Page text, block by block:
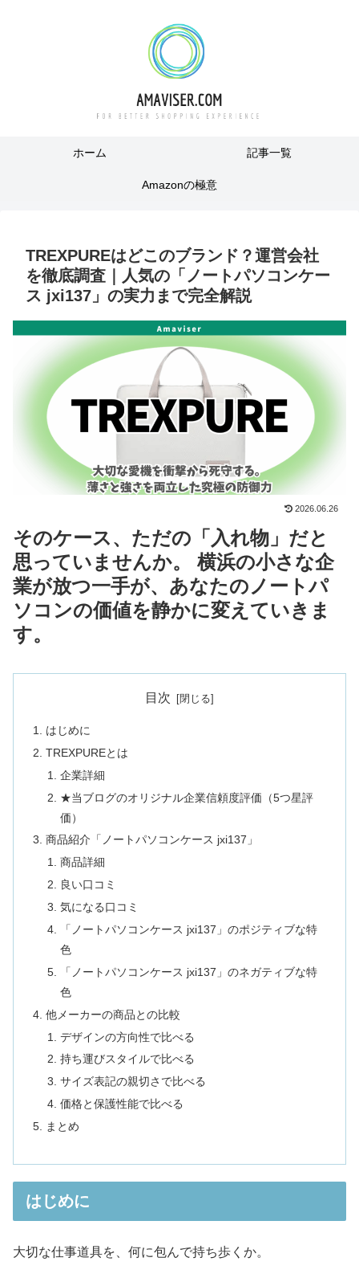
ホーム 記事一覧
Amazonの極意
TREXPUREはどこのブランド？運営会社
を徹底調査｜人気の「ノートパソコンケー
ス jxi137」の実力まで完全解説
2026.06.26
そのケース、ただの「入れ物」だと
思っていませんか。 横浜の小さな企
業が放つ一手が、あなたのノートパ
ソコンの価値を静かに変えていきま
す。
目次
はじめに
TREXPUREとは
企業詳細
★当ブログのオリジナル企業信頼度評価（5つ星評
価）
商品紹介「ノートパソコンケース jxi137」
商品詳細
良い口コミ
気になる口コミ
「ノートパソコンケース jxi137」のポジティブな特
色
「ノートパソコンケース jxi137」のネガティブな特
色
他メーカーの商品との比較
デザインの方向性で比べる
持ち運びスタイルで比べる
サイズ表記の親切さで比べる
価格と保護性能で比べる
まとめ
はじめに
大切な仕事道具を、何に包んで持ち歩くか。